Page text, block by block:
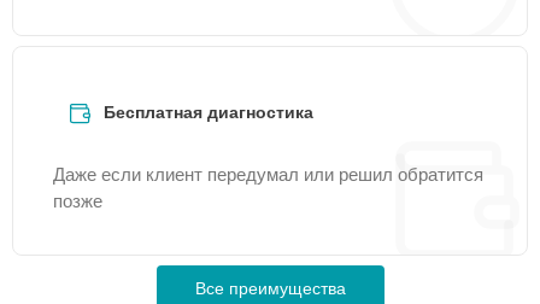
Бесплатная диагностика
Даже если клиент передумал или решил обратится
позже
Все преимущества